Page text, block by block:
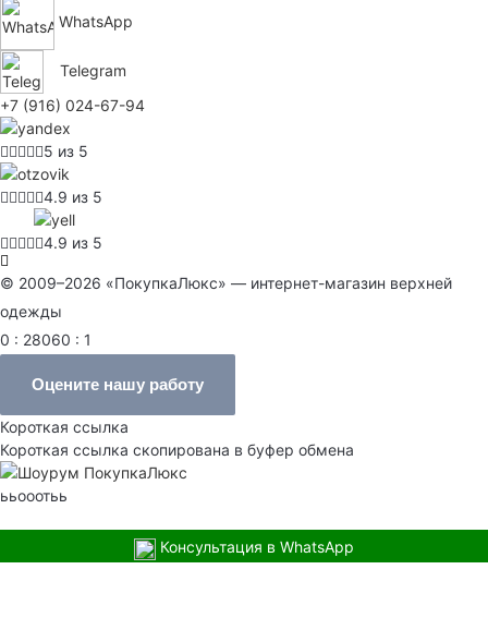
WhatsApp
Telegram
+7 (916) 024-67-94
5 из 5
4.9 из 5
4.9 из 5
© 2009–2026 «ПокупкаЛюкс» — интернет-магазин верхней
одежды
0 : 28060 : 1
Оцените нашу работу
Короткая ссылка
Короткая ссылка скопирована в буфер обмена
ььооотьь
Консультация в WhatsApp